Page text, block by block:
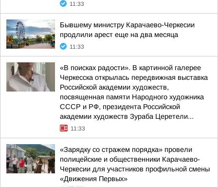
11:33
Бывшему министру Карачаево-Черкесии
продлили арест еще на два месяца
11:33
«В поисках радости». В картинной галерее
Черкесска открылась передвижная выставка
Российской академии художеств,
посвященная памяти Народного художника
СССР и РФ, президента Российской
академии художеств Зураба Церетели...
11:33
«Зарядку со стражем порядка» провели
полицейские и общественники Карачаево-
Черкесии для участников профильной смены
«Движения Первых»